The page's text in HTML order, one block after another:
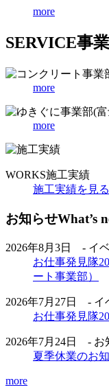
more
SERVICE事
more
more
WORKS施工実績
施工実績を見る
お知らせWhat’s
2026年8月3日 - イ
お仕事発見隊
ート事業部）
2026年7月27日 - イ
お仕事発見隊
2026年7月24日 - お
夏季休業のお
more